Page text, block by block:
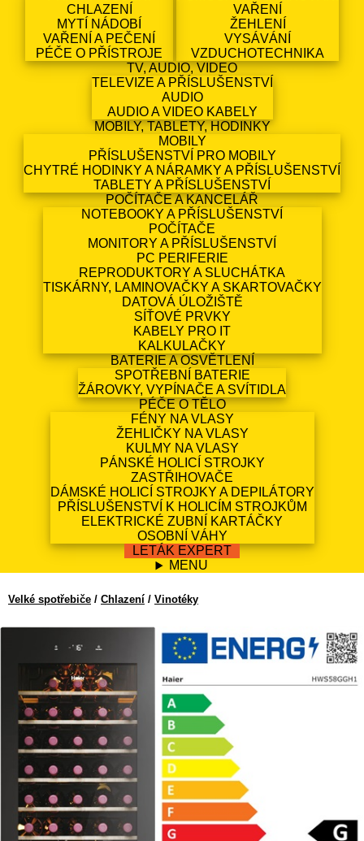
CHLAZENÍ
MYTÍ NÁDOBÍ
VAŘENÍ A PEČENÍ
PÉČE O PŘÍSTROJE
VAŘENÍ
ŽEHLENÍ
VYSÁVÁNÍ
VZDUCHOTECHNIKA
TV, AUDIO, VIDEO
TELEVIZE A PŘÍSLUŠENSTVÍ
AUDIO
AUDIO A VIDEO KABELY
MOBILY, TABLETY, HODINKY
MOBILY
PŘÍSLUŠENSTVÍ PRO MOBILY
CHYTRÉ HODINKY A NÁRAMKY A PŘÍSLUŠENSTVÍ
TABLETY A PŘÍSLUŠENSTVÍ
POČÍTAČE A KANCELÁŘ
NOTEBOOKY A PŘÍSLUŠENSTVÍ
POČÍTAČE
MONITORY A PŘÍSLUŠENSTVÍ
PC PERIFERIE
REPRODUKTORY A SLUCHÁTKA
TISKÁRNY, LAMINOVAČKY A SKARTOVAČKY
DATOVÁ ÚLOŽIŠTĚ
SÍŤOVÉ PRVKY
KABELY PRO IT
KALKULAČKY
BATERIE A OSVĚTLENÍ
SPOTŘEBNÍ BATERIE
ŽÁROVKY, VYPÍNAČE A SVÍTIDLA
PÉČE O TĚLO
FÉNY NA VLASY
ŽEHLIČKY NA VLASY
KULMY NA VLASY
PÁNSKÉ HOLICÍ STROJKY
ZASTŘIHOVAČE
DÁMSKÉ HOLICÍ STROJKY A DEPILÁTORY
PŘÍSLUŠENSTVÍ K HOLICÍM STROJKŮM
ELEKTRICKÉ ZUBNÍ KARTÁČKY
OSOBNÍ VÁHY
LETÁK EXPERT
MENU
Velké spotřebiče / Chlazení / Vinotéky
Haier HWS58GGH1